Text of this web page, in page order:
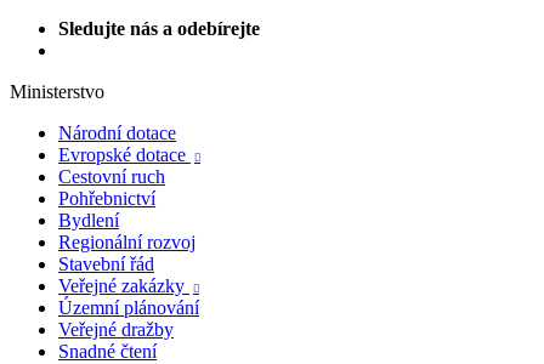
Sledujte nás a odebírejte
Ministerstvo
Národní dotace
Evropské dotace

Cestovní ruch
Pohřebnictví
Bydlení
Regionální rozvoj
Stavební řád
Veřejné zakázky

Územní plánování
Veřejné dražby
Snadné čtení